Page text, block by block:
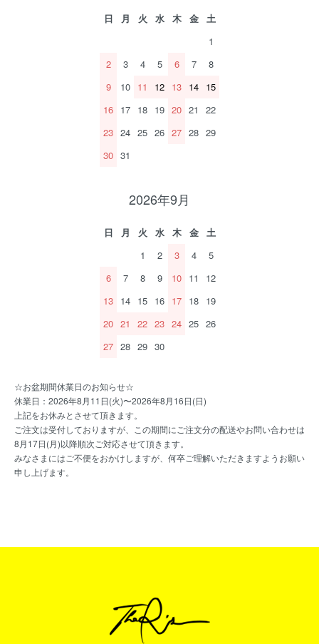
日 月 火 水 木 金
土
1
2
3 4 5 6 7
8
9
10 11 12 13 14 15
16 17 18 19 20 21
22
23 24 25 26 27 28 29
30 31
2026年9月
日 月 火 水 木 金
土
1
2 3 4
5
6
7 8 9 10 11
12
13 14 15 16 17 18 19
20 21 22 23 24 25 26
27 28 29 30
☆お盆期間休業日のお知らせ☆
休業日：2026年8月11日(火)〜2026年8月16日(日)
上記をお休みとさせて頂きます。
ご注文は受付しておりますが、この期間にご注文分の配送やお問い合わせは
8月17日(月)以降順次ご対応させて頂きます。
みなさまにはご不便をおかけしますが、何卒ご理解いただきますようお願い
申し上げます。